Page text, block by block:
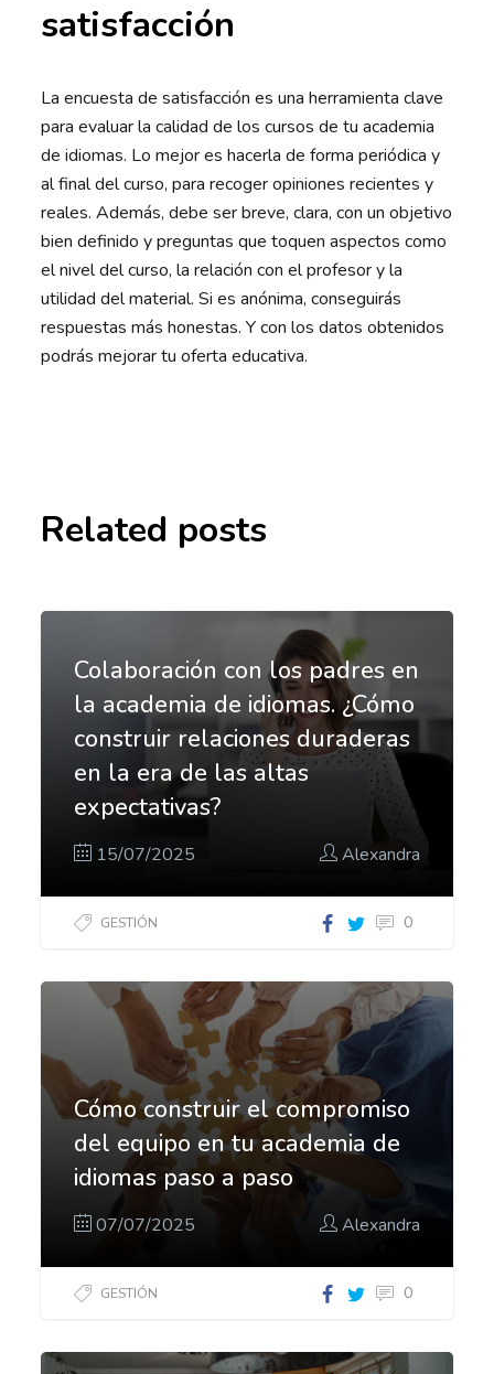
satisfacción
La encuesta de satisfacción es una herramienta clave
para evaluar la calidad de los cursos de tu academia
de idiomas. Lo mejor es hacerla de forma periódica y
al final del curso, para recoger opiniones recientes y
reales. Además, debe ser breve, clara, con un objetivo
bien definido y preguntas que toquen aspectos como
el nivel del curso, la relación con el profesor y la
utilidad del material. Si es anónima, conseguirás
respuestas más honestas. Y con los datos obtenidos
podrás mejorar tu oferta educativa.
Related posts
Colaboración con los padres en
la academia de idiomas. ¿Cómo
construir relaciones duraderas
en la era de las altas
expectativas?
15/07/2025 Alexandra
GESTIÓN 0
Cómo construir el compromiso
del equipo en tu academia de
idiomas paso a paso
07/07/2025 Alexandra
GESTIÓN 0